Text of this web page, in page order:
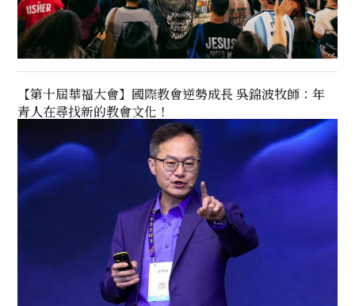
【第十屆華福大會】國際教會逆勢成長 吳錦波牧師：年
青人在尋找新的教會文化！